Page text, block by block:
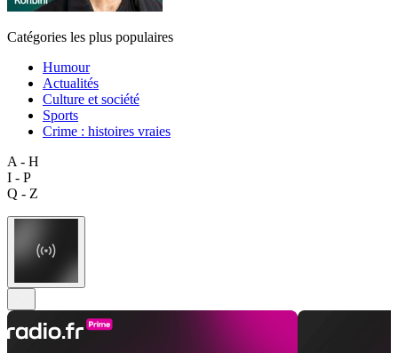
Catégories les plus populaires
Humour
Actualités
Culture et société
Sports
Crime : histoires vraies
A - H
I - P
Q - Z